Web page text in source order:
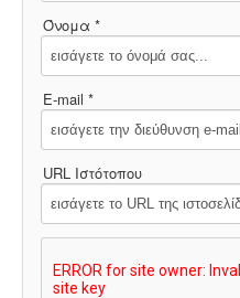
Όνομα *
E-mail *
URL Ιστότοπου